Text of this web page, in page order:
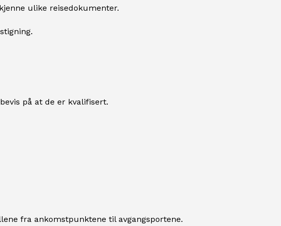
ulike reisedokumenter.
på at de er kvalifisert.
fra ankomstpunktene til avgangsportene.